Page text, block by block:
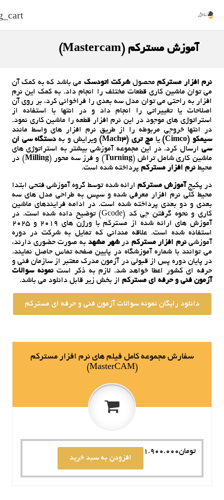
آموزش مسترکم (Mastercam)
نرم افزار مسترکممحصولشرکت اتودسک می باشد که به کمک آن
می توان ماشین کاری قطعات مختلف را انجام داد. به کمک این نرم
افزار به راحتی می توان مدل سه بعدی را فراخوانی کرد، بر روی آن
اصلاحات یا تغییراتی را انجام داد و در انتها با استفاده از
استراتوژی های موجود در این نرم افزار قطعه را ماشین کاری نمود.
در انتها خروجی مربوطه را از طریق نرم افزار های واسط مانند
سیمکو (Cimco)
یامچ تری (Mach3) ویرایش و به دستگاه سی ان
سی ارسال کرد. در این مجموعه آموزشی بیشتر به استراتوژی های
ماشین کاری شامل تراش (Turning) و فرز سه محور (Milling) در
محیط نرم افزار مسترکم پرداخته شده است.
در پکیج آموزش مسترکم ارائه شده توسط گروه آموزشی فتحی ابتدا
محیط کلی نرم افزار معرفی شده و سپس به طراحی مدل های سه
بعدی و دو بعدی پرداخته شده است. در ادامه فرایندهای ماشین
کاری و نحوه گرفتن جی کد (Gcode) توضیح داده شده است. در
آموزش های ارائه شده از مسترکم با ورژن های 2019 و 2025
استفاده شده است. علاقه مندانی که تمایل به شرکت در دوره
آموزشینرم افزار مسترکم درشهر مشهد به صورت حضوری دارند،
می توانند با شماره آموزشگاه در پایین صفحه تماس حاصل نمایند.
در پایان دوره پس از قبولی در آزمون مدرک معتبر از سازمان فنی و
حرفه ای کشور اعطا خواهد شد. لازم به ذکر استنمونه سوالات
آزمون فنی و حرفه ای مسترکم از بخش زیر قابل دانلود می باشد.
دانلود رایگان نمونه سوالات آزمون فنی و حرفه ای مسترکم
سفارش مجموعه کامل فیلم های نرم افزار مسترکم
(MasterCAM)
تومان1.900.000
افزودن به سبد خرید